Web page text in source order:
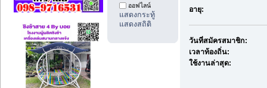
ออฟไลน์
แสดงกระทู้
แสดงสถิติ
อายุ:
วันที่สมัครสมาชิก:
เวลาท้องถิ่น:
ใช้งานล่าสุด: